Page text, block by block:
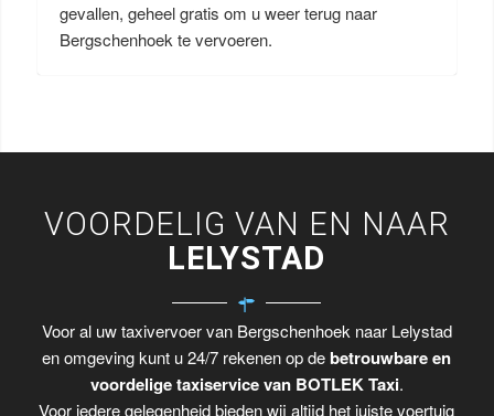
gevallen, geheel gratis om u weer terug naar
Bergschenhoek te vervoeren.
VOORDELIG VAN EN NAAR
LELYSTAD
Voor al uw taxivervoer van Bergschenhoek naar Lelystad
en omgeving kunt u 24/7 rekenen op debetrouwbare en
voordelige taxiservice van BOTLEK Taxi.
Voor iedere gelegenheid bieden wij altijd het juiste voertuig